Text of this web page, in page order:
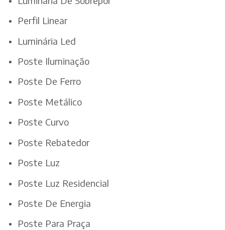
Perfil Linear
Luminária Led
Poste Iluminação
Poste De Ferro
Poste Metálico
Poste Curvo
Poste Rebatedor
Poste Luz
Poste Luz Residencial
Poste De Energia
Poste Para Praça